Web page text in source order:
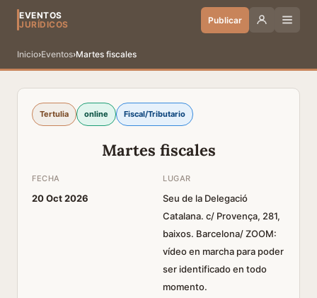
EVENTOS
JURÍDICOS
Publicar
Inicio›Eventos›Martes fiscales
Tertulia online Fiscal/Tributario
Martes fiscales
FECHA
20 Oct 2026
LUGAR
Seu de la Delegació
Catalana. c/ Provença, 281,
baixos. Barcelona/ ZOOM:
vídeo en marcha para poder
ser identificado en todo
momento.